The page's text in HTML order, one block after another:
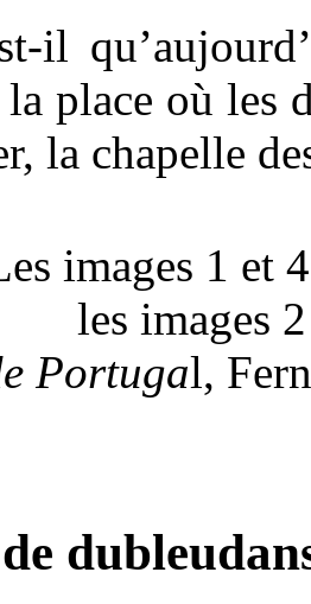
il
la place où les
la chapelle
images 1 et
les images
Portugal,